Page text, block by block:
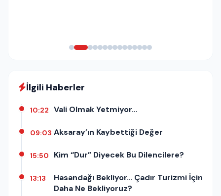
İlgili Haberler
10:22 Vali Olmak Yetmiyor…
09:03 Aksaray’ın Kaybettiği Değer
15:50 Kim “Dur” Diyecek Bu Dilencilere?
13:13
Hasandağı Bekliyor… Çadır Turizmi İçin
Daha Ne Bekliyoruz?